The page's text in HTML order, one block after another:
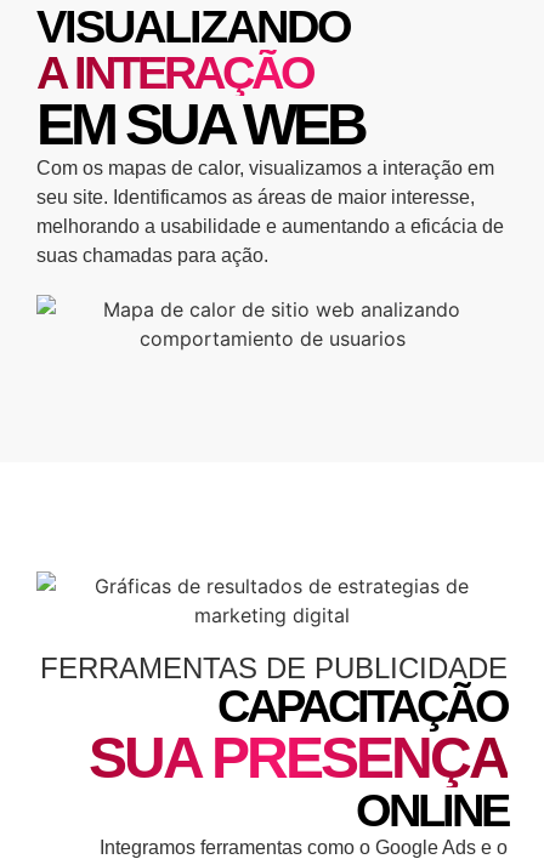
VISUALIZANDO
A INTERAÇÃO
EM SUA WEB
Com os mapas de calor, visualizamos a interação em
seu site. Identificamos as áreas de maior interesse,
melhorando a usabilidade e aumentando a eficácia de
suas chamadas para ação.
FERRAMENTAS DE PUBLICIDADE
CAPACITAÇÃO
SUA PRESENÇA
ONLINE
Integramos ferramentas como o Google Ads e o